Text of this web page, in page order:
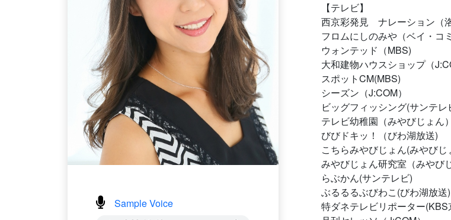
Sample Voice
【テレビ】
西京彩発見 ナレーション（
フロムにしのみや（ベイ・コ
ウォンテッド（MBS)
大和建物ハウスショップ（
スポットCM(MBS)
シーズン（J:COM）
ビッグフィッシング(サンテレ
テレビ幼稚園（みやびじょん）
びびドキッ！（びわ湖放送)
こちらみやびじょん(みやびじ
みやびじょん研究室（みやび
らぶかん(サンテレビ)
ぶるるるぶびわこ(びわ湖放送)
特ダネテレビリポーター(KBS